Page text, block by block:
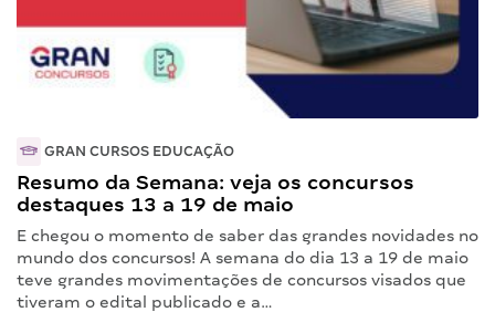
GRAN CURSOS EDUCAÇÃO
Resumo da Semana: veja os concursos
destaques 13 a 19 de maio
E chegou o momento de saber das grandes novidades no
mundo dos concursos! A semana do dia 13 a 19 de maio
teve grandes movimentações de concursos visados que
tiveram o edital publicado e a…